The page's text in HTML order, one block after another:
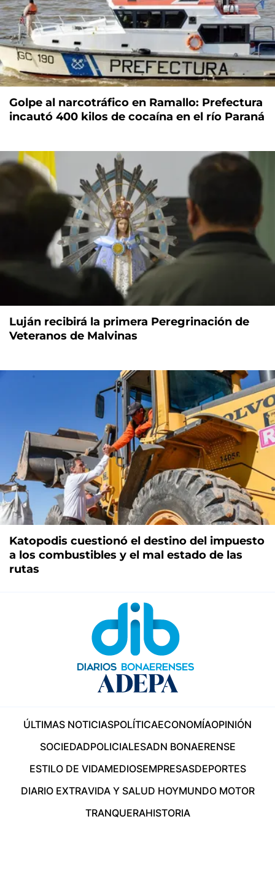
Golpe al narcotráfico en Ramallo: Prefectura
incautó 400 kilos de cocaína en el río Paraná
Luján recibirá la primera Peregrinación de
Veteranos de Malvinas
Katopodis cuestionó el destino del impuesto
a los combustibles y el mal estado de las
rutas
ÚLTIMAS NOTICIASPOLÍTICAECONOMÍAOPINIÓN
SOCIEDADPOLICIALESADN BONAERENSE
ESTILO DE VIDAMEDIOSEMPRESASDEPORTES
DIARIO EXTRAVIDA Y SALUD HOYMUNDO MOTOR
TRANQUERAHISTORIA